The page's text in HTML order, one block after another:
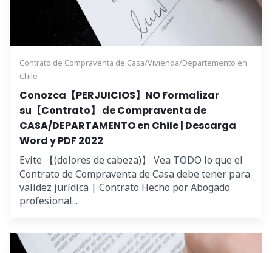
Contrato de Compraventa de Casa/Vivienda/Departemento en
Chile
Conozca【PERJUICIOS】NO Formalizar
su【Contrato】 de Compraventa de
CASA/DEPARTAMENTO en Chile | Descarga
Word y PDF 2022
Evite 【(dolores de cabeza)】 Vea TODO lo que el
Contrato de Compraventa de Casa debe tener para
validez jurídica | Contrato Hecho por Abogado
profesional...